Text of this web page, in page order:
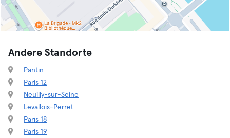
Andere Standorte
Pantin
Paris 12
Neuilly-sur-Seine
Levallois-Perret
Paris 18
Paris 19